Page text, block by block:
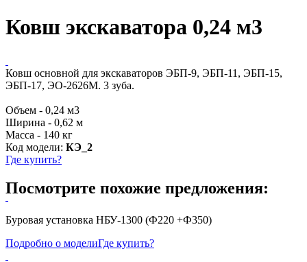
Ковш экскаватора 0,24 м3
Ковш основной для экскаваторов ЭБП-9, ЭБП-11, ЭБП-15,
ЭБП-17, ЭО-2626М. 3 зуба.
Объем - 0,24 м3
Ширина - 0,62 м
Масса - 140 кг
Код модели: КЭ_2
Где купить?
Посмотрите похожие предложения:
Буровая установка НБУ-1300 (Ф220 +Ф350)
Подробно о моделиГде купить?